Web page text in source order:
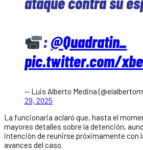
:@Quadratin_
pic.twitter.com/
— Luis Alberto Medina
29, 2025
La funcionaria aclaró que, hasta el
mayores detalles sobre la detención,
intención de reunirse próximamente con
avances del caso.